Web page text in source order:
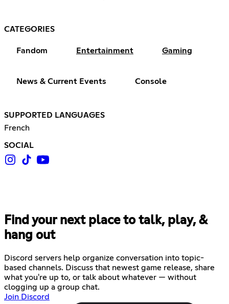
CATEGORIES
Fandom Entertainment Gaming
News & Current Events Console
SUPPORTED LANGUAGES
French
SOCIAL
Find your next place to talk, play, &
hang out
Discord servers help organize conversation into topic-
based channels. Discuss that newest game release, share
what you're up to, or talk about whatever — without
clogging up a group chat.
Join Discord